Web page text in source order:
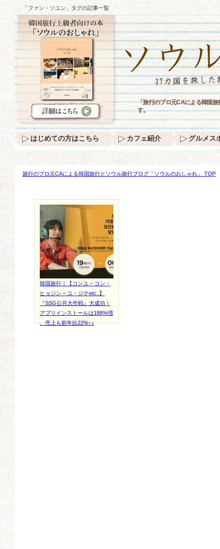
「ファン・ソユン」タグの記事一覧
旅行のプロ元CAによる韓国旅行とソウル旅行ブログ「ソウルのおしゃれ」 TOP
韓国旅行｜【コンユ – コン・
ヒョジン – ユ・ジテetc..】
『SSG公共大作戦』大成功！
アプリインストールは188%増
、売上も前年比22%↑♪
「旅行のプロ元CAによる韓国
す。
はじめての方はこちら カフェ紹介 グルメス